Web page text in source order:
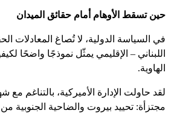
حين تسقط الأوهام أمام حقائق الميدان
في السياسة الدولية، لا تُصاغ المعادلات
اللبناني – الإقليمي يمثّل نموذجًا واضحًا
الهاوية.
لقد حاولت الإدارة الأميركية، بالتناغم
مجتزأة: تحييد بيروت والضاحية